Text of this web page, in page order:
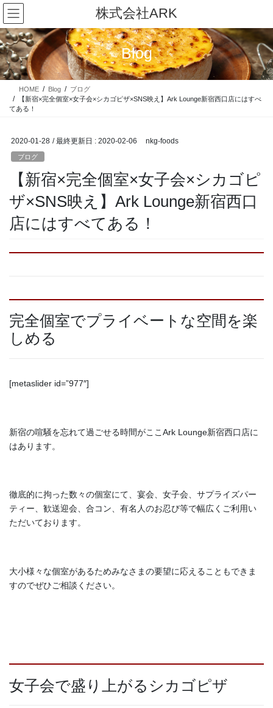
コ
ン
テ
ン
ツ
に
移
ナ
ビ
ゲ
ー
シ
ョ
ン
株式会社ARK
Blog
HOME Blog
ブログ
【新宿×完全個室×女子会×シカゴピザ×SNS映え】Ark Lounge新宿西口店にはすべ
てある！
2020-01-28 / 最終更新日 : 2020-02-06 nkg-foods
ブログ
【新宿×完全個室×女子会×シカゴピ
ザ×SNS映え】Ark Lounge新宿西口
店にはすべてある！
完全個室でプライベートな空間を楽
しめる
[metaslider id=”977″]
新宿の喧騒を忘れて過ごせる時間がここArk Lounge新宿西口店に
はあります。
徹底的に拘った数々の個室にて、宴会、女子会、サプライズパー
ティー、歓送迎会、合コン、有名人のお忍び等で幅広くご利用い
ただいております。
大小様々な個室があるためみなさまの要望に応えることもできま
すのでぜひご相談ください。
女子会で盛り上がるシカゴピザ